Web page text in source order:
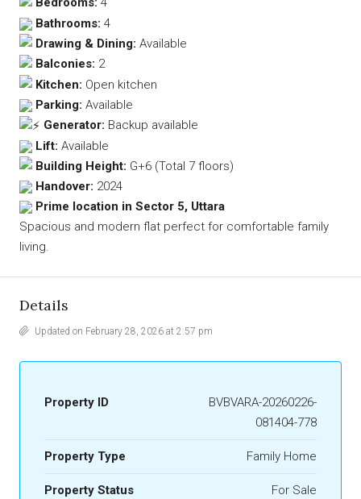
Bathrooms: 4
Drawing & Dining: Available
Balconies: 2
Kitchen: Open kitchen
Parking: Available
Generator: Backup available
Lift: Available
Building Height: G+6 (Total 7 floors)
Handover: 2024
Prime location in Sector 5, Uttara
Spacious and modern flat perfect for comfortable family
living.
Details
Updated on February 28, 2026 at 2:57 pm
Property ID
BVBVARA-20260226-
081404-778
Property Type Family Home
Property Status For Sale